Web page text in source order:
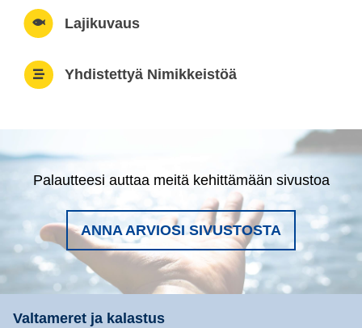
Lajikuvaus
Yhdistettyä Nimikkeistöä
Palautteesi auttaa meitä kehittämään sivustoa
ANNA ARVIOSI SIVUSTOSTA
Valtameret ja kalastus